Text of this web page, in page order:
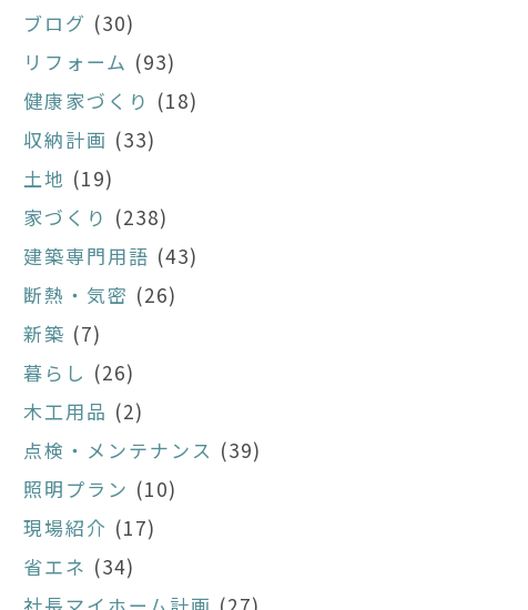
ブログ (30)
リフォーム (93)
健康家づくり (18)
収納計画 (33)
土地 (19)
家づくり (238)
建築専門用語 (43)
断熱・気密 (26)
新築 (7)
暮らし (26)
木工用品 (2)
点検・メンテナンス (39)
照明プラン (10)
現場紹介 (17)
省エネ (34)